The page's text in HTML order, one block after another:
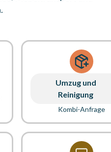
Umzug und
Reinigung
Kombi-Anfrage